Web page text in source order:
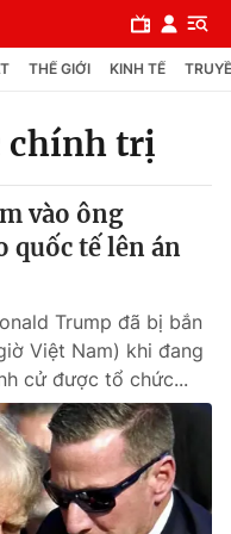
THẾ GIỚI KINH TẾ
chính trị
vào ông
quốc tế lên án
Trump đã bị bắn
Việt Nam) khi đang
cử được tổ chức...